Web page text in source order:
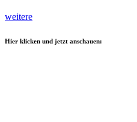
weitere
Hier klicken und jetzt anschauen: